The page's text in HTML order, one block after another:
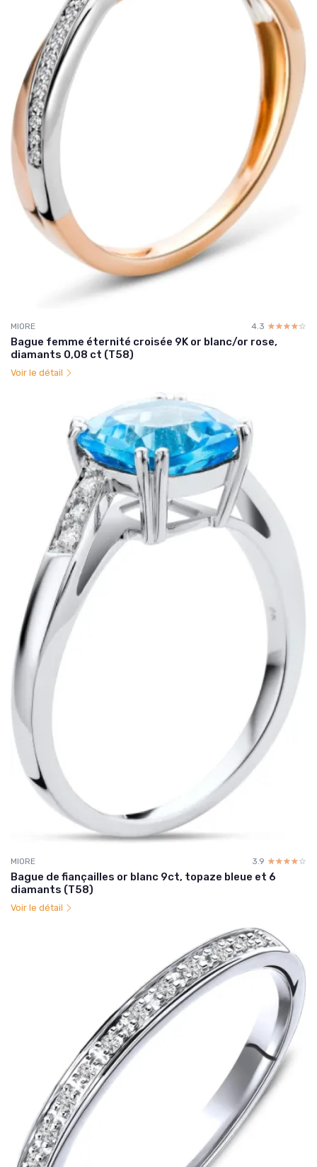
MIORE 4.3 ☆☆☆☆☆
★★★★★
Bague femme éternité croisée 9K or blanc/or rose,
diamants 0,08 ct (T58)
Voir le détail
MIORE 3.9 ☆☆☆☆☆
★★★★★
Bague de fiançailles or blanc 9ct, topaze bleue et 6
diamants (T58)
Voir le détail